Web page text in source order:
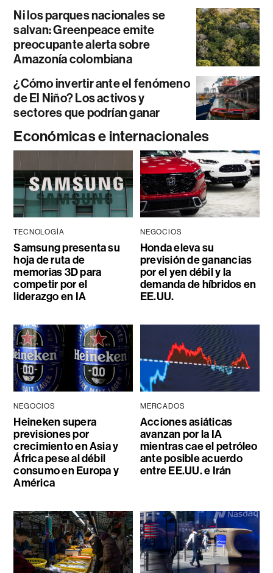
Ni los parques nacionales se
salvan: Greenpeace emite
preocupante alerta sobre
Amazonía colombiana
¿Cómo invertir ante el fenómeno
de El Niño? Los activos y
sectores que podrían ganar
Económicas e internacionales
TECNOLOGÍA
Samsung presenta su
hoja de ruta de
memorias 3D para
competir por el
liderazgo en IA
NEGOCIOS
Honda eleva su
previsión de ganancias
por el yen débil y la
demanda de híbridos en
EE.UU.
NEGOCIOS
Heineken supera
previsiones por
crecimiento en Asia y
África pese al débil
consumo en Europa y
América
MERCADOS
Acciones asiáticas
avanzan por la IA
mientras cae el petróleo
ante posible acuerdo
entre EE.UU. e Irán